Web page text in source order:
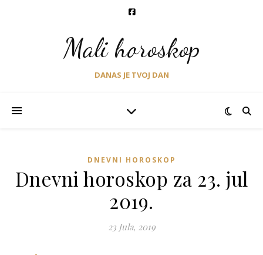
Mali horoskop
DANAS JE TVOJ DAN
DNEVNI HOROSKOP
Dnevni horoskop za 23. jul
2019.
23 Jula, 2019